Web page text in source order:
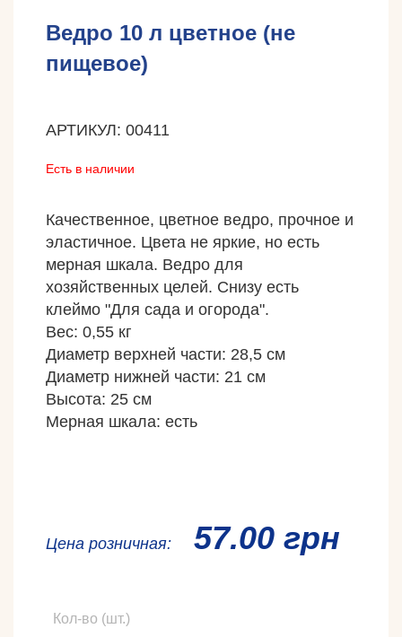
Ведро 10 л цветное (не
пищевое)
АРТИКУЛ: 00411
Есть в наличии
Качественное, цветное ведро, прочное и
эластичное. Цвета не яркие, но есть
мерная шкала. Ведро для
хозяйственных целей. Снизу есть
клеймо "Для сада и огорода".
Вес: 0,55 кг
Диаметр верхней части: 28,5 см
Диаметр нижней части: 21 см
Высота: 25 см
Мерная шкала: есть
Ценa розничная: 57.00 грн
Кол-во (шт.)